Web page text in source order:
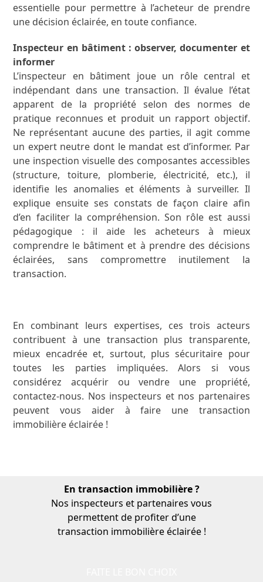
essentielle pour permettre à l’acheteur de prendre
une décision éclairée, en toute confiance.
Inspecteur en bâtiment : observer, documenter et
informer
L’inspecteur en bâtiment joue un rôle central et
indépendant dans une transaction. Il évalue l’état
apparent de la propriété selon des normes de
pratique reconnues et produit un rapport objectif.
Ne représentant aucune des parties, il agit comme
un expert neutre dont le mandat est d’informer. Par
une inspection visuelle des composantes accessibles
(structure, toiture, plomberie, électricité, etc.), il
identifie les anomalies et éléments à surveiller. Il
explique ensuite ses constats de façon claire afin
d’en faciliter la compréhension. Son rôle est aussi
pédagogique : il aide les acheteurs à mieux
comprendre le bâtiment et à prendre des décisions
éclairées, sans compromettre inutilement la
transaction.
En combinant leurs expertises, ces trois acteurs
contribuent à une transaction plus transparente,
mieux encadrée et, surtout, plus sécuritaire pour
toutes les parties impliquées. Alors si vous
considérez acquérir ou vendre une propriété,
contactez-nous. Nos inspecteurs et nos partenaires
peuvent vous aider à faire une transaction
immobilière éclairée !
En transaction immobilière ?
Nos inspecteurs et partenaires vous
permettent de profiter d’une
transaction immobilière éclairée !